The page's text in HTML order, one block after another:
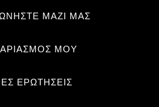
ΜΑΖΙ ΜΑΣ
ΜΟΥ
ΕΡΩΤΉΣΕΙΣ